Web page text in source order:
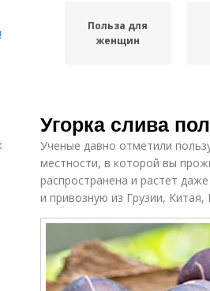
Польза для
женщин
Польза для
человека
Угорка слива
Ученые давно отметили
местности, в которой вы
распространена и растет
и привозную из Грузии, Китая,